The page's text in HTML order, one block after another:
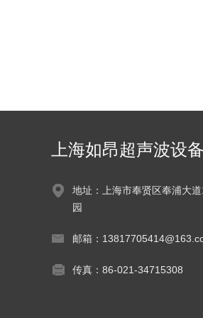
上海如昂超声波设
地址：上海市奉贤区奉浦大
园
邮箱：
传真：86-021-34715308